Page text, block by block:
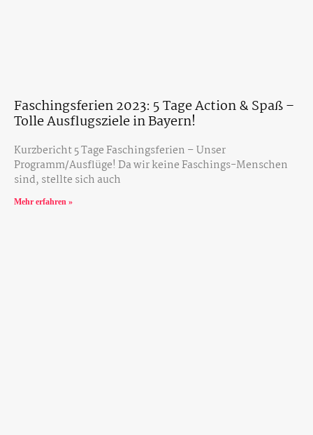
Faschingsferien 2023: 5 Tage Action & Spaß –
Tolle Ausflugsziele in Bayern!
Kurzbericht 5 Tage Faschingsferien – Unser
Programm/Ausflüge! Da wir keine Faschings-Menschen
sind, stellte sich auch
Mehr erfahren »